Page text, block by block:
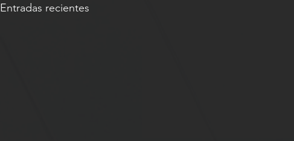
Entradas recientes